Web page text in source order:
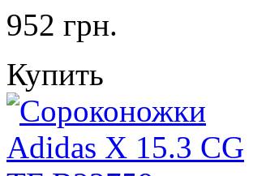
952 грн.
Купить